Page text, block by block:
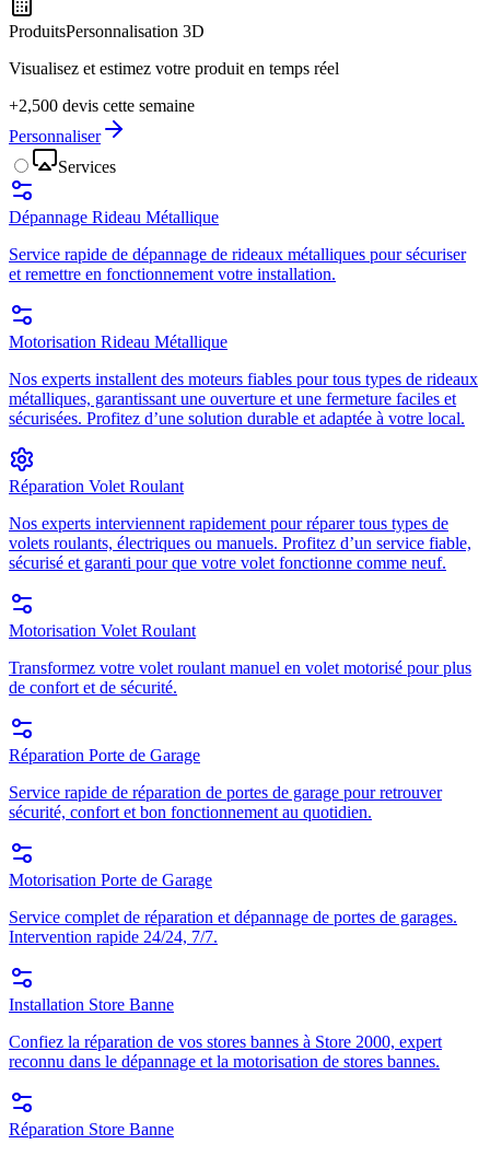
ProduitsPersonnalisation 3D
Visualisez et estimez votre produit en temps réel
+2,500 devis cette semaine
Personnaliser
Services
Dépannage Rideau Métallique
Service rapide de dépannage de rideaux métalliques pour sécuriser
et remettre en fonctionnement votre installation.
Motorisation Rideau Métallique
Nos experts installent des moteurs fiables pour tous types de rideaux
métalliques, garantissant une ouverture et une fermeture faciles et
sécurisées. Profitez d’une solution durable et adaptée à votre local.
Réparation Volet Roulant
Nos experts interviennent rapidement pour réparer tous types de
volets roulants, électriques ou manuels. Profitez d’un service fiable,
sécurisé et garanti pour que votre volet fonctionne comme neuf.
Motorisation Volet Roulant
Transformez votre volet roulant manuel en volet motorisé pour plus
de confort et de sécurité.
Réparation Porte de Garage
Service rapide de réparation de portes de garage pour retrouver
sécurité, confort et bon fonctionnement au quotidien.
Motorisation Porte de Garage
Service complet de réparation et dépannage de portes de garages.
Intervention rapide 24/24, 7/7.
Installation Store Banne
Confiez la réparation de vos stores bannes à Store 2000, expert
reconnu dans le dépannage et la motorisation de stores bannes.
Réparation Store Banne